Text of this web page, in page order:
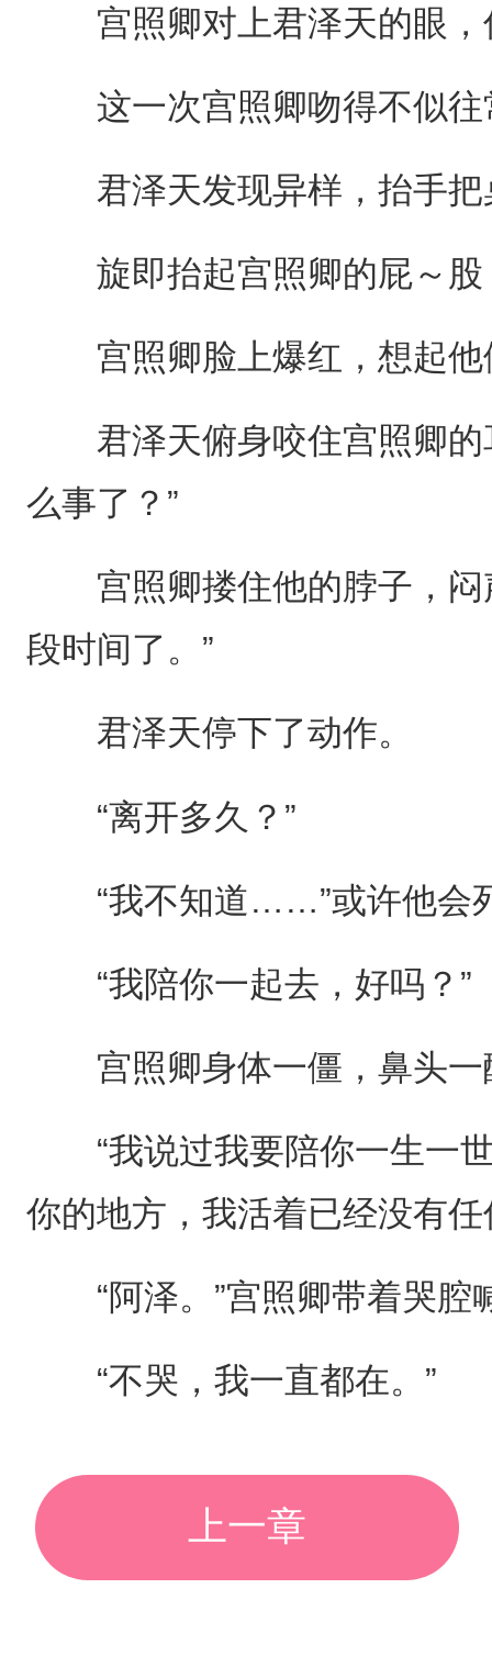
宫照卿对上君泽天的眼，
这一次宫照卿吻得不似往
君泽天发现异样，抬手把
旋即抬起宫照卿的屁～股
宫照卿脸上爆红，想起他
君泽天俯身咬住宫照卿的
么事了？”
宫照卿搂住他的脖子，闷
段时间了。”
君泽天停下了动作。
“离开多久？”
“我不知道……”或许他会
“我陪你一起去，好吗？”
宫照卿身体一僵，鼻头一
“我说过我要陪你一生一世
你的地方，我活着已经没有任
“阿泽。”宫照卿带着哭腔
“不哭，我一直都在。”
上一章